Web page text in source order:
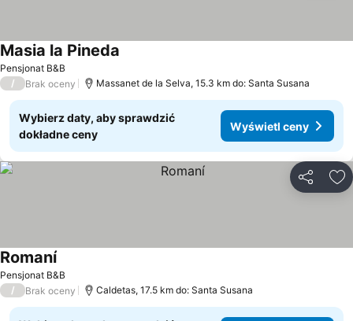
Pensjonat B&B
Masia la Pineda
/ Brak oceny Massanet de la Selva, 15.3 km do: Santa Susana
Wybierz daty, aby sprawdzić
dokładne ceny
Wyświetl ceny
Pensjonat B&B
RomaníWyświetl ceny
/ Brak oceny Caldetas, 17.5 km do: Santa Susana